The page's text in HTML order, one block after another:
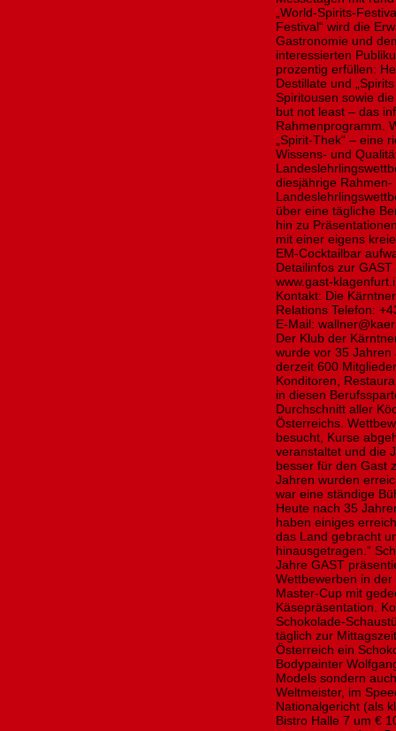
„World-Spirits-
Festival“ wird die
Gastronomie und
interessierten
prozentig erfüllen:
Destillate und
Spiritousen sowie
but not least – das
Rahmenprogramm.
„Spirit-Thek“ – eine
Wissens- und
diesjährige
über eine tägliche
hin zu
mit einer eigens
EM-Cocktailbar
Detailinfos zur
www.gast-
Kontakt: Die
Relations Telefon:
E-Mail:
Der Klub der
wurde vor 35
derzeit 600
Konditoren,
in diesen
Durchschnitt aller
Österreichs.
besucht, Kurse
veranstaltet und die
besser für den Gast
Jahren wurden
war eine ständige
Heute nach 35
haben einiges
das Land gebracht
hinausgetragen.“
Jahre GAST
Wettbewerben in
Master-Cup mit
Käsepräsentation.
Schokolade-
täglich zur
Österreich ein
Bodypainter
Models sondern
Weltmeister, im
Nationalgericht (als
Bistro Halle 7 um €